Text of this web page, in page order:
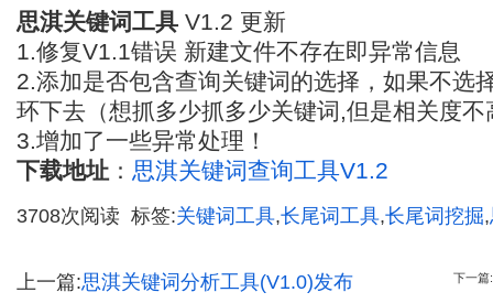
思淇关键词工具 V1.2 更新
1.修复V1.1错误 新建文件不存在即异常信息
2.添加是否包含查询关键词的选择，如果不选
环下去（想抓多少抓多少关键词,但是相关度不
3.增加了一些异常处理！
下载地址 ： 思淇关键词查询工具V1.2
3708次阅读 标签:关键词工具,长尾词工具,长尾词挖掘,
下一篇:
上一篇:思淇关键词分析工具(V1.0)发布